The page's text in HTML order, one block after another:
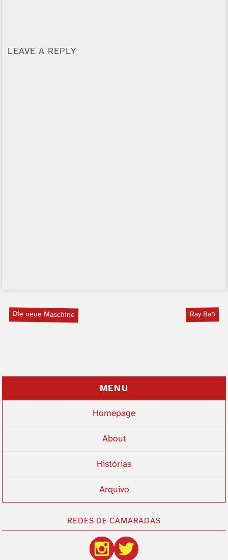
LEAVE A REPLY
Die neue Maschine Ray Ban
MENU
Homepage
About
Histórias
Arquivo
REDES DE CAMARADAS